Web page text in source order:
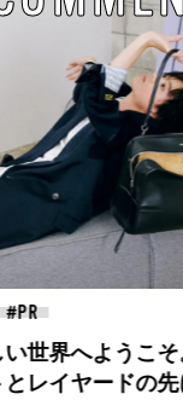
ジュエッテの出
ールドが印象的